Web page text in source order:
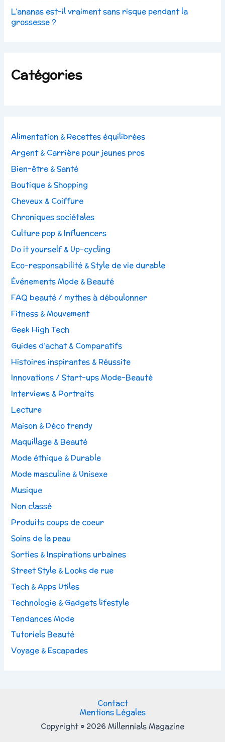
L’ananas est-il vraiment sans risque pendant la
grossesse ?
Catégories
Alimentation & Recettes équilibrées
Argent & Carrière pour jeunes pros
Bien-être & Santé
Boutique & Shopping
Cheveux & Coiffure
Chroniques sociétales
Culture pop & Influencers
Do it yourself & Up-cycling
Eco-responsabilité & Style de vie durable
Événements Mode & Beauté
FAQ beauté / mythes à déboulonner
Fitness & Mouvement
Geek High Tech
Guides d’achat & Comparatifs
Histoires inspirantes & Réussite
Innovations / Start-ups Mode-Beauté
Interviews & Portraits
Lecture
Maison & Déco trendy
Maquillage & Beauté
Mode éthique & Durable
Mode masculine & Unisexe
Musique
Non classé
Produits coups de coeur
Soins de la peau
Sorties & Inspirations urbaines
Street Style & Looks de rue
Tech & Apps Utiles
Technologie & Gadgets lifestyle
Tendances Mode
Tutoriels Beauté
Voyage & Escapades
Contact
Mentions Légales
Copyright © 2026 Millennials Magazine